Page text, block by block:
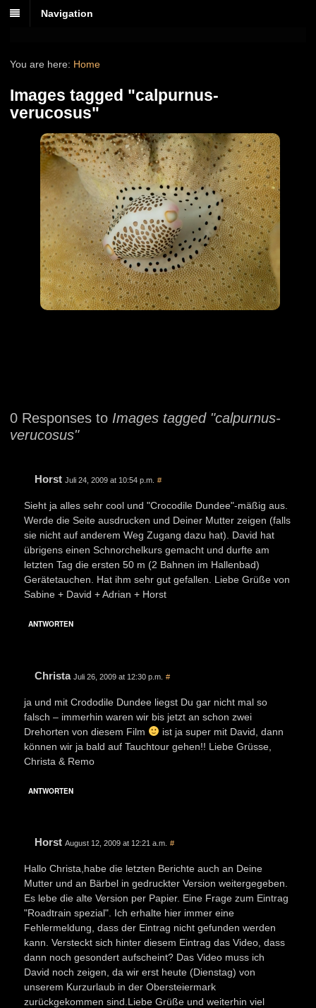
Navigation
You are here: Home
Images tagged "calpurnus-
verucosus"
0 Responses to Images tagged "calpurnus-
verucosus"
Horst Juli 24, 2009 at 10:54 p.m. #
Sieht ja alles sehr cool und "Crocodile Dundee"-mäßig aus.
Werde die Seite ausdrucken und Deiner Mutter zeigen (falls
sie nicht auf anderem Weg Zugang dazu hat). David hat
übrigens einen Schnorchelkurs gemacht und durfte am
letzten Tag die ersten 50 m (2 Bahnen im Hallenbad)
Gerätetauchen. Hat ihm sehr gut gefallen. Liebe Grüße von
Sabine + David + Adrian + Horst
ANTWORTEN
Christa Juli 26, 2009 at 12:30 p.m. #
ja und mit Crododile Dundee liegst Du gar nicht mal so
falsch – immerhin waren wir bis jetzt an schon zwei
Drehorten von diesem Film
ist ja super mit David, dann
können wir ja bald auf Tauchtour gehen!! Liebe Grüsse,
Christa & Remo
ANTWORTEN
Horst August 12, 2009 at 12:21 a.m. #
Hallo Christa,habe die letzten Berichte auch an Deine
Mutter und an Bärbel in gedruckter Version weitergegeben.
Es lebe die alte Version per Papier. Eine Frage zum Eintrag
"Roadtrain spezial". Ich erhalte hier immer eine
Fehlermeldung, dass der Eintrag nicht gefunden werden
kann. Versteckt sich hinter diesem Eintrag das Video, dass
dann noch gesondert aufscheint? Das Video muss ich
David noch zeigen, da wir erst heute (Dienstag) von
unserem Kurzurlaub in der Obersteiermark
zurückgekommen sind.Liebe Grüße und weiterhin viel